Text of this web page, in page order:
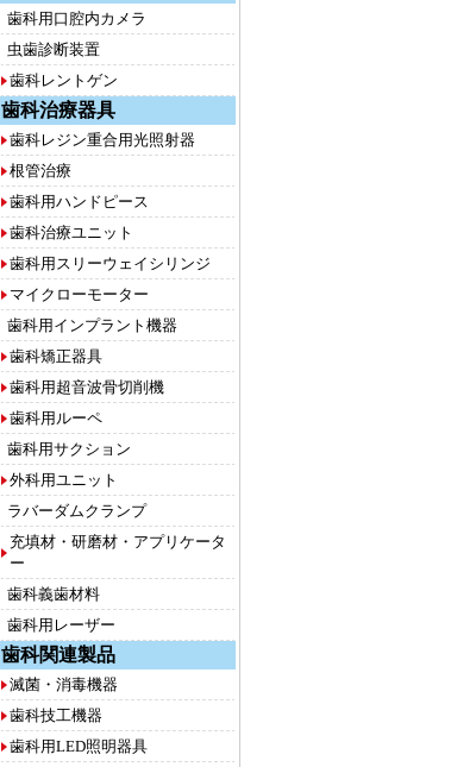
歯科用口腔内カメラ
虫歯診断装置
歯科レントゲン
歯科治療器具
歯科レジン重合用光照射器
根管治療
歯科用ハンドピース
歯科治療ユニット
歯科用スリーウェイシリンジ
マイクローモーター
歯科用インプラント機器
歯科矯正器具
歯科用超音波骨切削機
歯科用ルーペ
歯科用サクション
外科用ユニット
ラバーダムクランプ
充填材・研磨材・アプリケータ
ー
歯科義歯材料
歯科用レーザー
歯科関連製品
滅菌・消毒機器
歯科技工機器
歯科用LED照明器具